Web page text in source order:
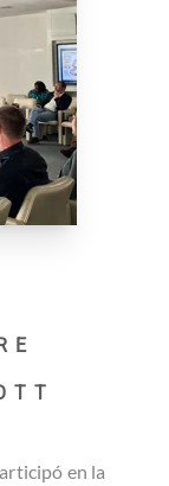
en la